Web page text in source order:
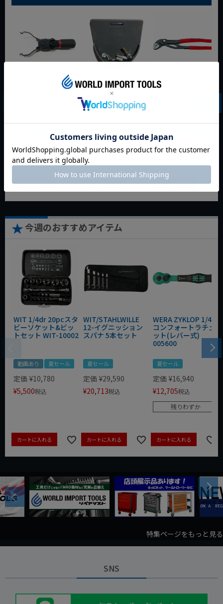
WIT マルチアングル
定価 ¥ 6,248
¥4,373税込
カートに入れる
WIT マグネットツー
ルマット ブラック
定価
0
¥3,465
カートに入れる
クニペックス コブラ
定価 ¥
カートに入れる
今週のおすすめアイテム
WIT 1/4dr 20pcスタ
ビーソケット&ビッ
トセット WIT-10002
動画あり 夏セール
定価 ¥10,780
¥5,500税込
カートに入れる
WIT/STAHLWILLE
12-イグニッション
スパナ 5本セット
夏セール
定価 ¥29,590
¥20,713税込
カートに入れる
WERA ZYKLOP 1/4"
コンフォートラチェ
ット(レバー式)
005600
夏セール
定価 ¥16,940
¥12,705税込
残りわずか
カートに入れる
Previous
Next
特集ページをもっと見る
SNS